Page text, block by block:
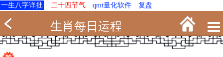
一生八字详批 二十四节气 qmt量化软件 复盘
生肖每日运程